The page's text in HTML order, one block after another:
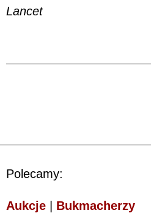
Lancet
Polecamy:
Aukcje Bukmacherzy